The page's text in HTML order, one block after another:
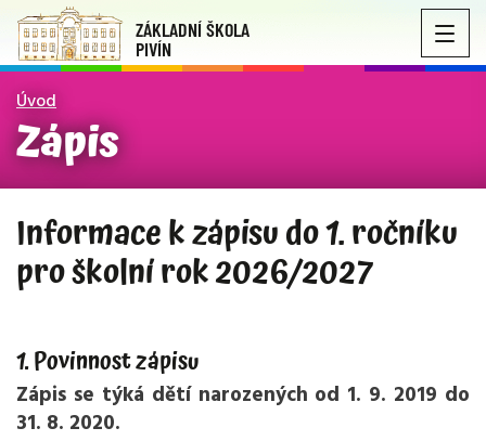
ZÁKLADNÍ ŠKOLA
PIVÍN
Úvod
Zápis
Informace k zápisu do 1. ročníku
pro školní rok 2026/2027
1. Povinnost zápisu
Zápis se týká dětí narozených od 1. 9. 2019 do
31. 8. 2020.